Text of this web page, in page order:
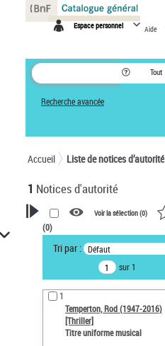
Espace personnel Aide
Tout
Recherche avancée
Accueil Liste de notices d’autorité
1 Notices d'autorité
VOTRE RECHERCHE
Recherche avancée dans les
notices d’autorité
Œuvres liées à l'auteur :
Temperton, Rod (1947-2016)
Auteur d’œuvre
Voir la sélection (0)
(0)
Tri par : Défaut
sur 1
1
Temperton, Rod (1947-2016)
[Thriller]
Titre uniforme musical
Panneau de gestion des cookies